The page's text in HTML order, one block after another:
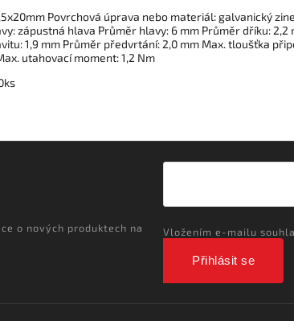
Povrchová úprava nebo materiál: galvanický
zápustná hlava Průměr hlavy: 6 mm Průměr dříku: 2,2
1,9 mm Průměr předvrtání: 2,0 mm Max. tloušťka
utahovací moment: 1,2 Nm
o nových produktech na
Vložením e-mailu
Přihlásit se